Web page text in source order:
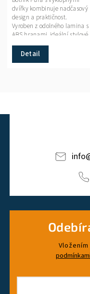
Detail
dvířky kombinuje nadčasový
design a praktičnost.
Vyroben z odolného lamina s
ABS hranami, ideální stylové
řešení pro každou předsíň.
info